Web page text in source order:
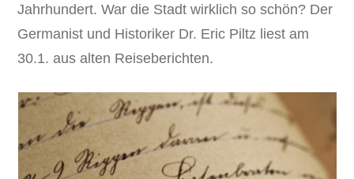
Jahrhundert. War die Stadt wirklich so schön? Der
Germanist und Historiker Dr. Eric Piltz liest am
30.1. aus alten Reiseberichten.